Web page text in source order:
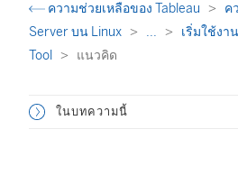
ความช่วยเหลือของ Tableau
ค
Server บน Linux
...
เริ่มใช้งา
Tool
แนวคิด
ในบทความนี้